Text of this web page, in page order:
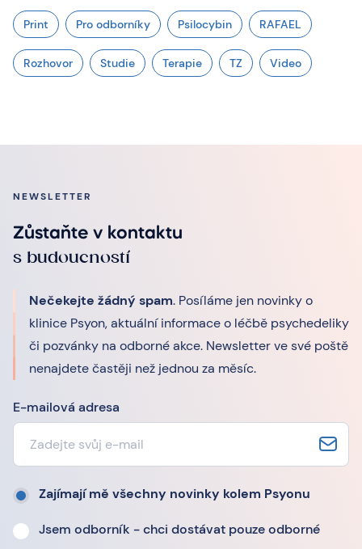
Print Pro odborníky Psilocybin RAFAEL
Rozhovor Studie Terapie TZ Video
NEWSLETTER
Zůstaňte v kontaktu
s budoucností
Nečekejte žádný spam. Posíláme jen novinky o
klinice Psyon, aktuální informace o léčbě psychedeliky
či pozvánky na odborné akce. Newsletter ve své poště
nenajdete častěji než jednou za měsíc.
E-mailová adresa
Zajímají mě všechny novinky kolem Psyonu
Jsem odborník - chci dostávat pouze odborné